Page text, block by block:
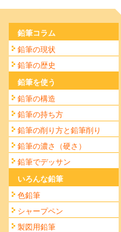
鉛筆コラム
鉛筆の現状
鉛筆の歴史
鉛筆を使う
鉛筆の構造
鉛筆の持ち方
鉛筆の削り方と鉛筆削り
鉛筆の濃さ（硬さ）
鉛筆でデッサン
いろんな鉛筆
色鉛筆
シャープペン
製図用鉛筆